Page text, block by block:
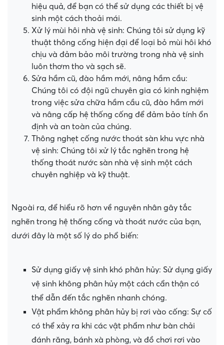
hiệu quả, để bạn có thể sử dụng các thiết bị vệ
sinh một cách thoải mái.
Xử lý mùi hôi nhà vệ sinh: Chúng tôi sử dụng kỹ
thuật thông cống hiện đại để loại bỏ mùi hôi khó
chịu và đảm bảo môi trường trong nhà vệ sinh
luôn thơm tho và sạch sẽ.
Sửa hầm cũ, đào hầm mới, nâng hầm cầu:
Chúng tôi có đội ngũ chuyên gia có kinh nghiệm
trong việc sửa chữa hầm cầu cũ, đào hầm mới
và nâng cấp hệ thống cống để đảm bảo tính ổn
định và an toàn của chúng.
Thông nghẹt cống nước thoát sàn khu vực nhà
vệ sinh: Chúng tôi xử lý tắc nghẽn trong hệ
thống thoát nước sàn nhà vệ sinh một cách
chuyên nghiệp và kỹ thuật.
Ngoài ra, để hiểu rõ hơn về nguyên nhân gây tắc
nghẽn trong hệ thống cống và thoát nước của bạn,
dưới đây là một số lý do phổ biến:
Sử dụng giấy vệ sinh khó phân hủy: Sử dụng giấy
vệ sinh không phân hủy một cách cẩn thận có
thể dẫn đến tắc nghẽn nhanh chóng.
Vật phẩm không phân hủy bị rơi vào cống: Sự cố
có thể xảy ra khi các vật phẩm như bàn chải
đánh răng, bánh xà phòng, và đồ chơi rơi vào